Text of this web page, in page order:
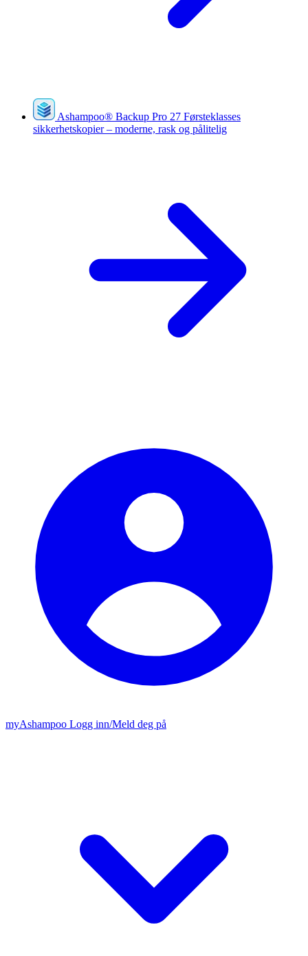
Ashampoo® Backup Pro 27 Førsteklasses
sikkerhetskopier – moderne, rask og pålitelig
myAshampoo Logg inn/Meld deg på